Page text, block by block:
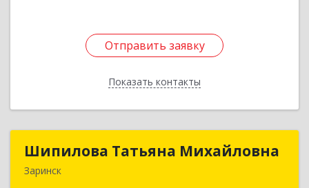
Отправить заявку
Показать контакты
Отправить заявку
Назад
Шипилова Татьяна Михайловна
Заринск
Шипилова Татьяна Михайловна